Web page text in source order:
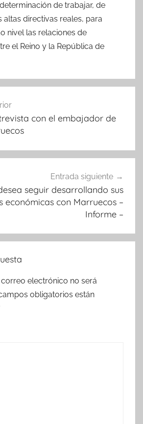
de trabajar, de
altas directivas reales, para
nivel las relaciones de
el Reino y la República de
con el embajador de
Entrada siguiente
seguir desarrollando sus
económicas con Marruecos –
Informe –
electrónico no será
obligatorios están